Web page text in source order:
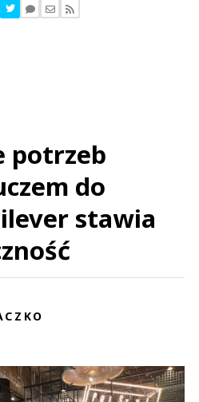
komentarzy
komentarze
potrzeb
do
stawia